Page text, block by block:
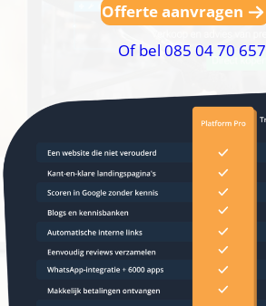
Offerte aanvragen
Of bel 085 04 70 657